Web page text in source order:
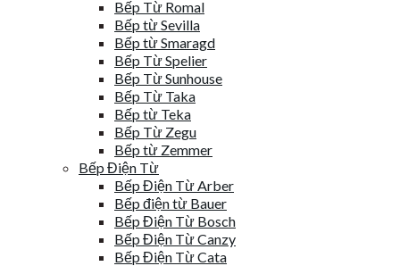
Bếp Từ Romal
Bếp từ Sevilla
Bếp từ Smaragd
Bếp Từ Spelier
Bếp Từ Sunhouse
Bếp Từ Taka
Bếp từ Teka
Bếp Từ Zegu
Bếp từ Zemmer
Bếp Điện Từ
Bếp Điện Từ Arber
Bếp điện từ Bauer
Bếp Điện Từ Bosch
Bếp Điện Từ Canzy
Bếp Điện Từ Cata